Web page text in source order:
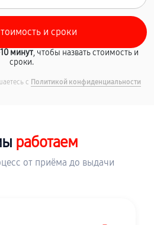
минут, чтобы назвать стоимость и
сроки.
с Политикой конфиденциальности
работаем
от приёма до выдачи